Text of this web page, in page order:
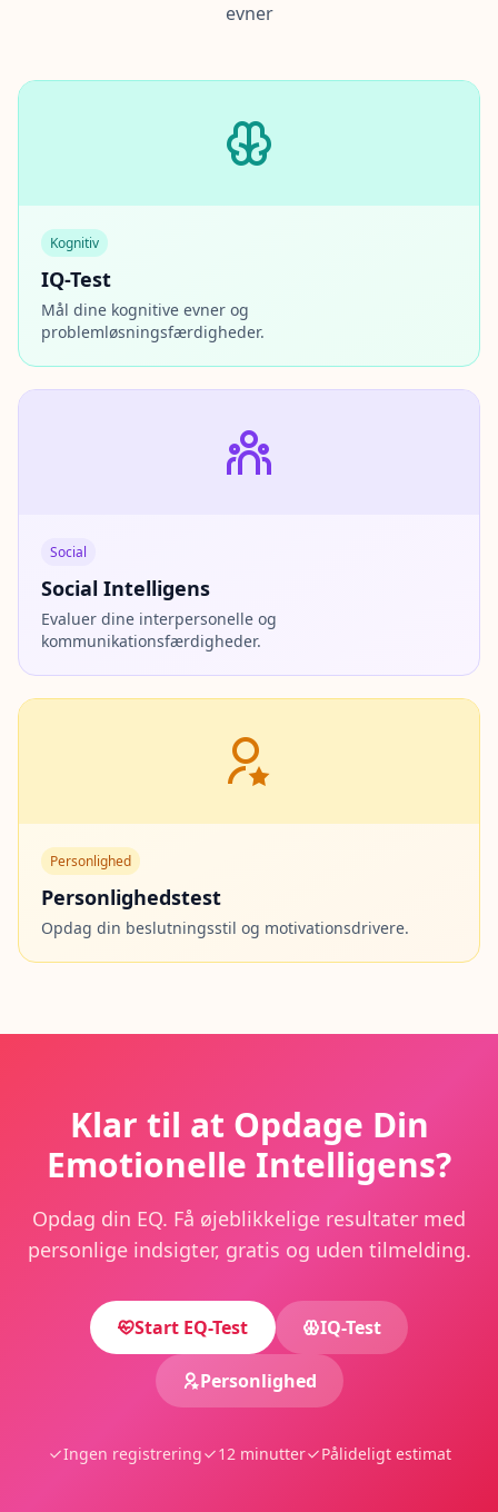
evner
Kognitiv
IQ-Test
Mål dine kognitive evner og
problemløsningsfærdigheder.
Social
Social Intelligens
Evaluer dine interpersonelle og
kommunikationsfærdigheder.
Personlighed
Personlighedstest
Opdag din beslutningsstil og motivationsdrivere.
Klar til at Opdage Din
Emotionelle Intelligens?
Opdag din EQ. Få øjeblikkelige resultater med
personlige indsigter, gratis og uden tilmelding.
Start EQ-Test IQ-Test
Personlighed
Ingen registrering 12 minutter Pålideligt estimat